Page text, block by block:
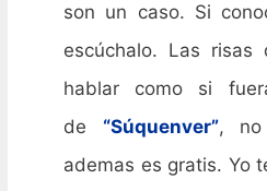
son un caso. Si
escúchalo. Las risas
hablar como si
de “Súquenver”, no
ademas es gratis. Yo